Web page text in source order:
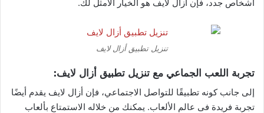
أشخاص جدد، فإن أزال لايف هو الخيار الأمثل لك.
تنزيل تطبيق أزال لايف
تجربة اللعب الجماعي مع تنزيل تطبيق أزال لايف:
إلى جانب كونه تطبيقًا للتواصل الاجتماعي، فإن أزال لايف يقدم أيضًا
تجربة فريدة فى عالم الألعاب. يمكنك من خلاله الاستمتاع بألعاب